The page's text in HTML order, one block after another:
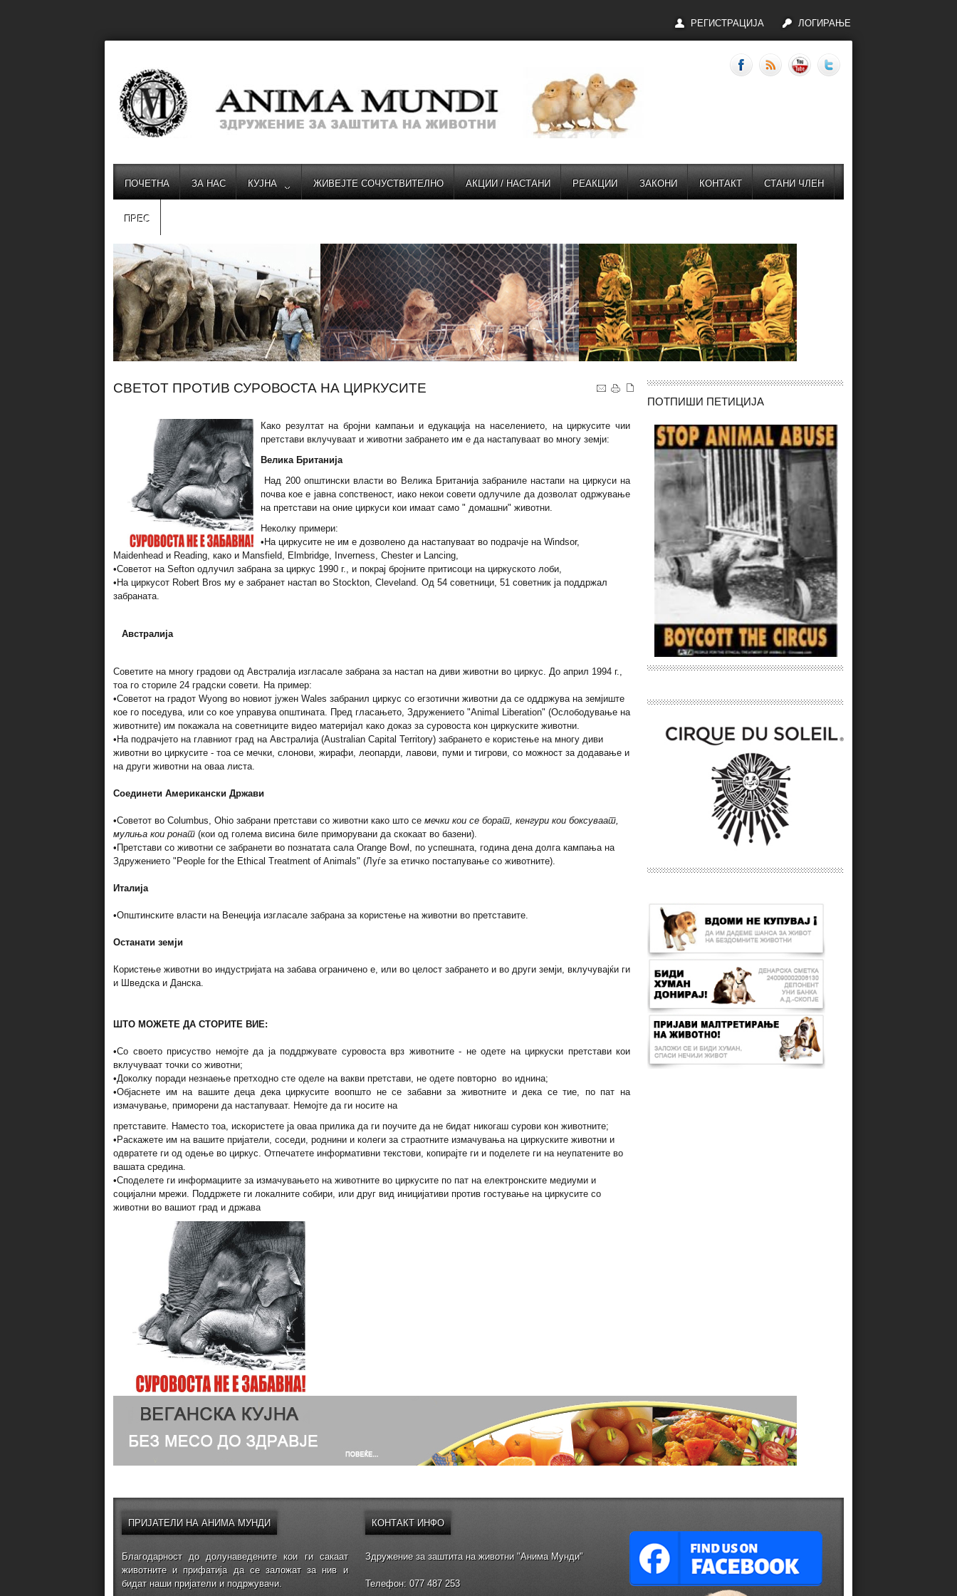
ЛОГИРАЊЕ
РЕГИСТРАЦИЈА
ПОЧЕТНА ЗА НАС КУЈНА ЖИВЕЈТЕ СОЧУСТВИТЕЛНО АКЦИИ / НАСТАНИ РЕАКЦИИ ЗАКОНИ КОНТАКТ СТАНИ ЧЛЕН
ПРЕС
СВЕТОТ ПРОТИВ СУРОВОСТА НА ЦИРКУСИТЕ
Како резултат на бројни кампањи и едукација на населението, на циркусите чии
претстави вклучуваат и животни забрането им е да настапуваат во многу земји:
Велика Британија
Над 200 општински власти во Велика Британија забраниле настапи на циркуси на
почва кое е јавна сопственост, иако некои совети одлучиле да дозволат одржување
на претстави на оние циркуси кои имаат само " домашни" животни.
Неколку примери:
•На циркусите не им е дозволено да настапуваат во подрачје на Windsor,
Maidenhead и Reading, како и Mansfield, Elmbridge, Inverness, Chester и Lancing,
•Советот на Sefton одлучил забрана за циркус 1990 г., и покрај бројните притисоци на циркуското лоби,
•На циркусот Robert Bros му е забранет настап во Stockton, Cleveland. Од 54 советници, 51 советник ја поддржал
забраната.
Австралија
Советите на многу градови од Австралија изгласале забрана за настап на диви животни во циркус. До април 1994 г.,
тоа го сториле 24 градски совети. На пример:
•Советот на градот Wyong во новиот јужен Wales забранил циркус со егзотични животни да се оддржува на земјиште
кое го поседува, или со кое управува општината. Пред гласањето, Здружението "Animal Liberation" (Ослободување на
животните) им покажала на советниците видео материјал како доказ за суровоста кон циркуските животни.
•На подрачјето на главниот град на Австралија (Australian Capital Territory) забрането е користење на многу диви
животни во циркусите - тоа се мечки, слонови, жирафи, леопарди, лавови, пуми и тигрови, со можност за додавање и
на други животни на оваа листа.
Соединети Американски Држави
•Советот во Columbus, Ohio забрани претстави со животни како што се мечки кои се борат, кенгури кои боксуваат,
мулиња кои ронат (кои од голема висина биле приморувани да скокаат во базени).
•Претстави со животни се забранети во познатата сала Orange Bowl, по успешната, година дена долга кампања на
Здружението "People for the Ethical Treatment of Animals" (Луѓе за етичко постапување со животните).
Италија
•Општинските власти на Венеција изгласале забрана за користење на животни во претставите.
Останати земји
Користење животни во индустријата на забава ограничено е, или во целост забрането и во други земји, вклучувајќи ги
и Шведска и Данска.
ШТО МОЖЕТЕ ДА СТОРИТЕ ВИЕ:
•Со своето присуство немојте да ја поддржувате суровоста врз животните - не одете на циркуски претстави кои
вклучуваат точки со животни;
•Доколку поради незнаење претходно сте оделе на вакви претстави, не одете повторно во иднина;
•Објаснете им на вашите деца дека циркусите воопшто не се забавни за животните и дека се тие, по пат на
измачување, приморени да настапуваат. Немојте да ги носите на
претставите. Наместо тоа, искористете ја оваа прилика да ги поучите да не бидат никогаш сурови кон животните;
•Раскажете им на вашите пријатели, соседи, роднини и колеги за страотните измачувања на циркуските животни и
одвратете ги од одење во циркус. Отпечатете информативни текстови, копирајте ги и поделете ги на неупатените во
вашата средина.
•Споделете ги информациите за измачувањето на животните во циркусите по пат на електронските медиуми и
социјални мрежи. Поддржете ги локалните собири, или друг вид иницијативи против гостување на циркусите со
животни во вашиот град и држава
ПОТПИШИ ПЕТИЦИЈА
ПРИЈАТЕЛИНА АНИМА МУНДИ
Благодарност до долунаведените кои ги сакаат
животните и прифатија да се заложат за нив и
бидат наши пријатели и подржувачи.
КОНТАКТИНФО
Здружение за заштита на животни "Анима Мунди"
Телефон: 077 487 253